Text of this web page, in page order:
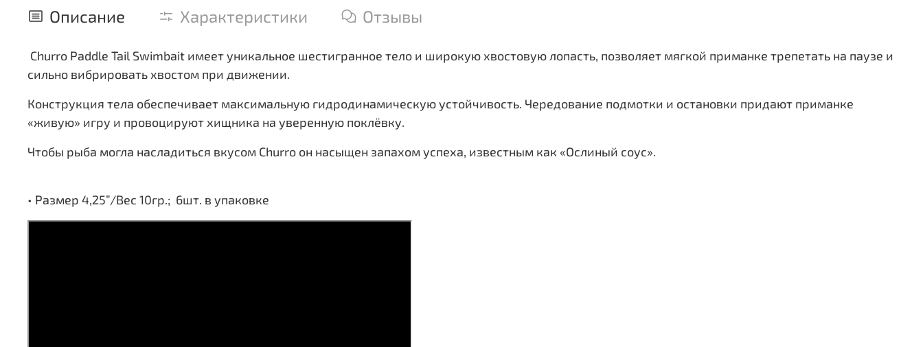
Описание Характеристики Отзывы
Churro Paddle Tail Swimbait имеет уникальное шестигранное тело и широкую хвостовую лопасть, позволяет мягкой приманке трепетать на паузе и
сильно вибрировать хвостом при движении.
Конструкция тела обеспечивает максимальную гидродинамическую устойчивость. Чередование подмотки и остановки придают приманке
«живую» игру и провоцируют хищника на уверенную поклёвку.
Чтобы рыба могла насладиться вкусом Churro он насыщен запахом успеха, известным как «Ослиный соус».
• Размер 4,25”/Вес 10гр.; 6шт. в упаковке